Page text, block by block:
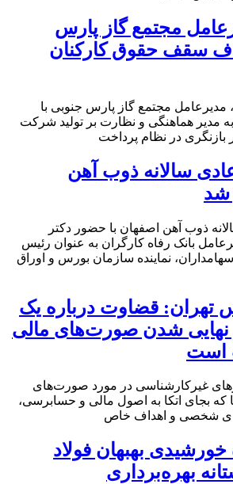
مجتمع گاز پارس
سقف حقوق کارکنان
مجتمع گاز پارس جنوبی با
مدیر هماهنگی و نظارت بر تولید شرکت
بازنگری در نظام پرداخت
سالانه ذوب آهن
شد
ذوب آهن اصفهان با حضور دکتر
بانک رفاه کارگران به عنوان رئیس
نماینده سازمان بورس و اوراق
تهران: قضاوت درباره یک
نهایی شدن صورت‌های مالی
است
غیرکارشناسی در مورد صورت‌های
بجای اتکا به اصول مالی و حسابرسی،
شخصی و اهداف خاص
خورشیدی بهبهان فولاد
بهره‌برداری